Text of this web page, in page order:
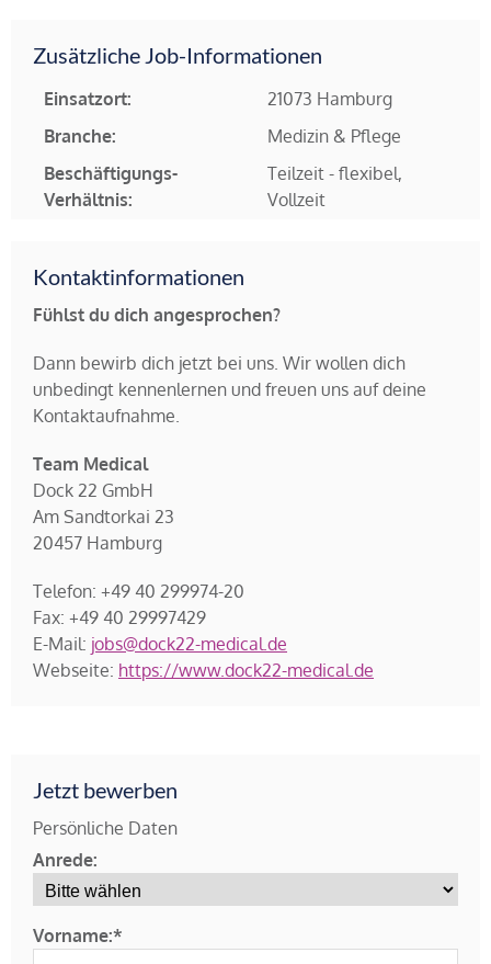
Zusätzliche Job-Informationen
Einsatzort:
21073 Hamburg
Branche:
Medizin & Pflege
Beschäftigungs-
Verhältnis:
Teilzeit - flexibel,
Vollzeit
Kontaktinformationen
Fühlst du dich angesprochen?
Dann bewirb dich jetzt bei uns. Wir wollen dich
unbedingt kennenlernen und freuen uns auf deine
Kontaktaufnahme.
Team Medical
Dock 22 GmbH
Am Sandtorkai 23
20457 Hamburg
Telefon: +49 40 299974-20
Fax: +49 40 29997429
E-Mail: jobs@dock22-medical.de
Webseite: https://www.dock22-medical.de
Jetzt bewerben
Persönliche Daten
Anrede:
Vorname:*